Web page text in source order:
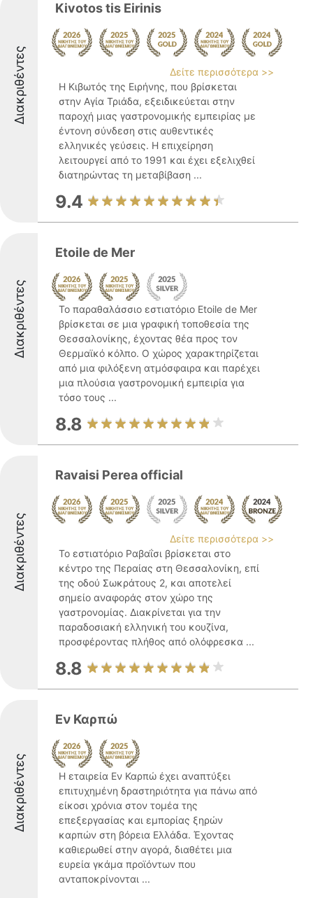
Διακριθέντες
Kivotos tis Eirinis
Δείτε περισσότερα >>
Η Κιβωτός της Ειρήνης, που βρίσκεται
στην Αγία Τριάδα, εξειδικεύεται στην
παροχή μιας γαστρονομικής εμπειρίας με
έντονη σύνδεση στις αυθεντικές
ελληνικές γεύσεις. Η επιχείρηση
λειτουργεί από το 1991 και έχει εξελιχθεί
διατηρώντας τη μεταβίβαση ...
9.4
Διακριθέντες
Etoile de Mer
Το παραθαλάσσιο εστιατόριο Etoile de Mer
βρίσκεται σε μια γραφική τοποθεσία της
Θεσσαλονίκης, έχοντας θέα προς τον
Θερμαϊκό κόλπο. Ο χώρος χαρακτηρίζεται
από μια φιλόξενη ατμόσφαιρα και παρέχει
μια πλούσια γαστρονομική εμπειρία για
τόσο τους ...
8.8
Διακριθέντες
Ravaisi Perea official
Δείτε περισσότερα >>
Το εστιατόριο Ραβαΐσι βρίσκεται στο
κέντρο της Περαίας στη Θεσσαλονίκη, επί
της οδού Σωκράτους 2, και αποτελεί
σημείο αναφοράς στον χώρο της
γαστρονομίας. Διακρίνεται για την
παραδοσιακή ελληνική του κουζίνα,
προσφέροντας πλήθος από ολόφρεσκα ...
8.8
Διακριθέντες
Εν Καρπώ
Η εταιρεία Εν Καρπώ έχει αναπτύξει
επιτυχημένη δραστηριότητα για πάνω από
είκοσι χρόνια στον τομέα της
επεξεργασίας και εμπορίας ξηρών
καρπών στη βόρεια Ελλάδα. Έχοντας
καθιερωθεί στην αγορά, διαθέτει μια
ευρεία γκάμα προϊόντων που
ανταποκρίνονται ...